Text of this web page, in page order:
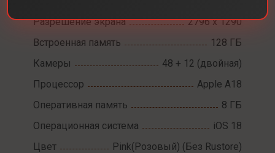
Разрешение экрана
2796 x 1290
Встроенная память
128 ГБ
Камеры
48 + 12 (двойная)
Процессор
Apple A18
Оперативная память
8 ГБ
Операционная система
iOS 18
Цвет
Pink(Розовый) (Без Rustore)